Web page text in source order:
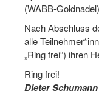
Reha-
Sportjugend
Wir über uns
(WABB-
Nach Abschluss
alle
„Ring frei“) ihren
Ring frei!
Dieter Schumann